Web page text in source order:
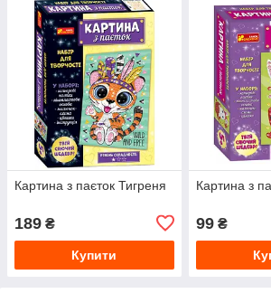
Картина з паєток Тигреня
189 ₴
Купити
Картина з
99₴